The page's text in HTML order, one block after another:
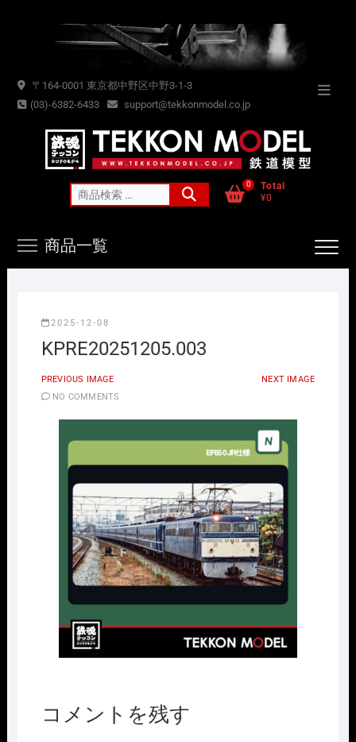
〒164-0001 東京都中野区中野3-1-3
(03)-6382-6433
support@tekkonmodel.co.jp
索
0
Total
¥0
商品一覧
2025-12-08
KPRE20251205.003
PREVIOUS IMAGE
NEXT IMAGE
NO COMMENTS
コメントを残す